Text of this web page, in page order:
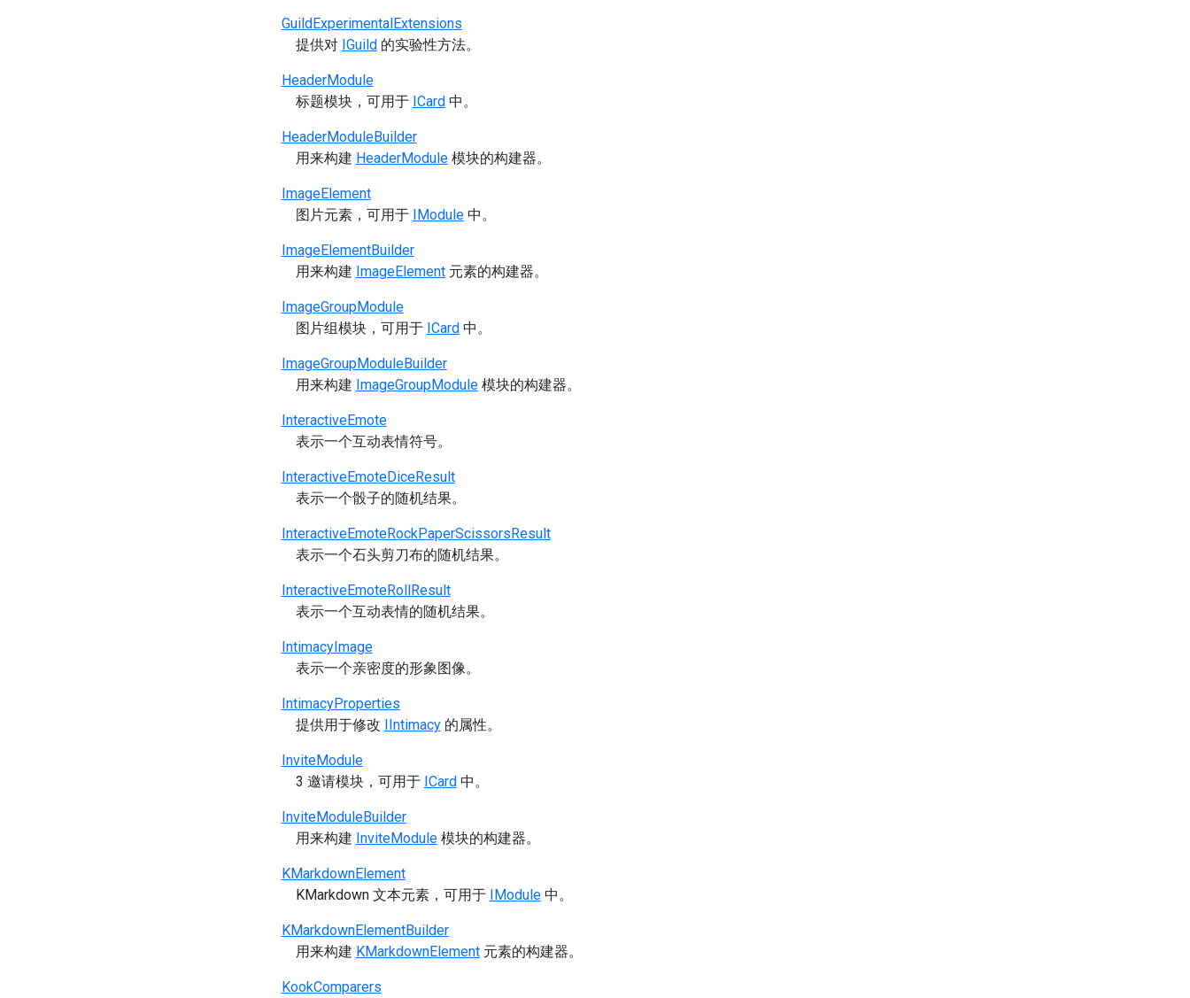
GuildExperimentalExtensions
提供对 IGuild的实验性方法。
HeaderModule
标题模块，可用于 ICard中。
HeaderModuleBuilder
用来构建 HeaderModule模块的构建器。
ImageElement
图片元素，可用于 IModule中。
ImageElementBuilder
用来构建 ImageElement元素的构建器。
ImageGroupModule
图片组模块，可用于 ICard中。
ImageGroupModuleBuilder
用来构建 ImageGroupModule模块的构建器。
InteractiveEmote
表示一个互动表情符号。
InteractiveEmoteDiceResult
表示一个骰子的随机结果。
InteractiveEmoteRockPaperScissorsResult
表示一个石头剪刀布的随机结果。
InteractiveEmoteRollResult
表示一个互动表情的随机结果。
IntimacyImage
表示一个亲密度的形象图像。
IntimacyProperties
提供用于修改 IIntimacy的属性。
InviteModule
3 邀请模块，可用于 ICard中。
InviteModuleBuilder
用来构建 InviteModule模块的构建器。
KMarkdownElement
KMarkdown 文本元素，可用于 IModule中。
KMarkdownElementBuilder
用来构建 KMarkdownElement元素的构建器。
KookComparers